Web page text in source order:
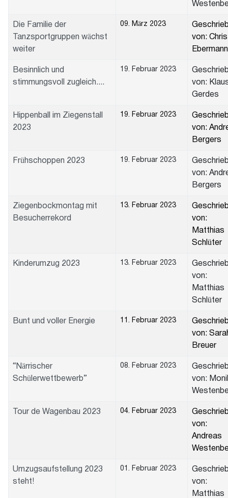
Die Familie der
Tanzsportgruppen wächst
weiter
09. März 2023
von:
Ebermann
Besinnlich und
stimmungsvoll zugleich....
19. Februar 2023
von:
Gerdes
Hippenball im Ziegenstall
2023
19. Februar 2023
von:
Bergers
Frühschoppen 2023 19. Februar 2023
von:
Bergers
Ziegenbockmontag mit
Besucherrekord
13. Februar 2023
von:
Matthias
Schlüter
Kinderumzug 2023 13. Februar 2023
von:
Matthias
Schlüter
Bunt und voller Energie 11. Februar 2023
von:
Breuer
“Närrischer
Schülerwettbewerb”
08. Februar 2023
von:
Tour de Wagenbau 2023 04. Februar 2023
von:
Andreas
Umzugsaufstellung 2023
steht!
01. Februar 2023
von:
Matthias